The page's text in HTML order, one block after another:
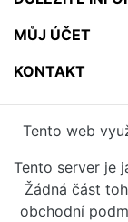
MŮJ ÚČET
KONTAKT
Tento web
Tento server je
Žádná část
obchodní